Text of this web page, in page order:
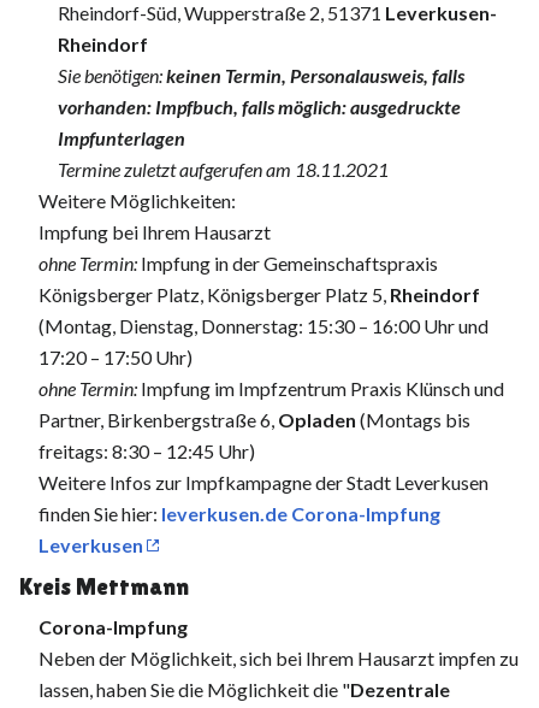
Rheindorf-Süd, Wupperstraße 2, 51371 Leverkusen-
Rheindorf
Sie benötigen:keinen Termin, Personalausweis, falls
vorhanden: Impfbuch, falls möglich: ausgedruckte
Impfunterlagen
Termine zuletzt aufgerufen am 18.11.2021
Weitere Möglichkeiten:
Impfung bei Ihrem Hausarzt
ohne Termin: Impfung in der Gemeinschaftspraxis
Königsberger Platz, Königsberger Platz 5, Rheindorf
(Montag, Dienstag, Donnerstag: 15:30 – 16:00 Uhr und
17:20 – 17:50 Uhr)
ohne Termin: Impfung im Impfzentrum Praxis Klünsch und
Partner, Birkenbergstraße 6, Opladen (Montags bis
freitags: 8:30 – 12:45 Uhr)
Weitere Infos zur Impfkampagne der Stadt Leverkusen
finden Sie hier: leverkusen.de Corona-Impfung
Leverkusen
Kreis Mettmann
Corona-Impfung
Neben der Möglichkeit, sich bei Ihrem Hausarzt impfen zu
lassen, haben Sie die Möglichkeit die "Dezentrale